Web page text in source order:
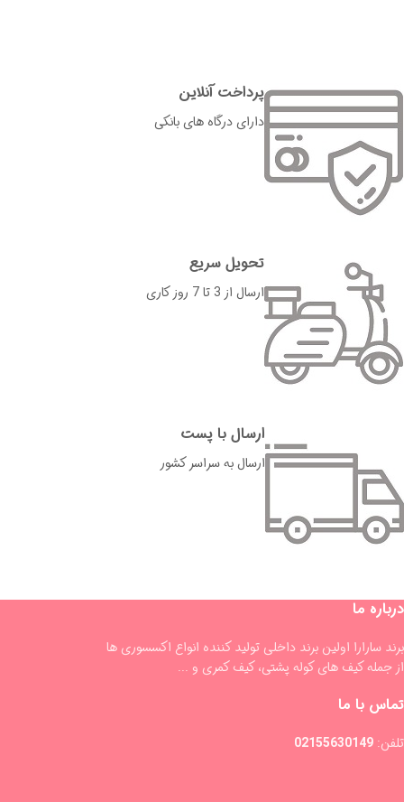
پرداخت آنلاین
دارای درگاه های بانکی
تحویل سریع
ارسال از 3 تا 7 روز کاری
ارسال با پست
ارسال به سراسر کشور
درباره ما
برند سارارا اولین برند داخلی تولید کننده انواع اکسسوری ها
از جمله کیف های کوله پشتی، کیف کمری و ...
تماس با ما
تلفن: 02155630149